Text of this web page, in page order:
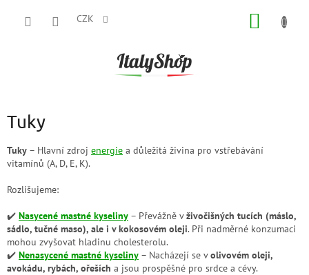
CZK
Tuky
Tuky – Hlavní zdroj energie a důležitá živina pro vstřebávání
vitamínů (A, D, E, K).
Rozlišujeme:
✔️ Nasycené mastné kyseliny – Převážně vživočišných tucích (máslo,
sádlo, tučné maso), ale i v kokosovém oleji. Při nadměrné konzumaci
mohou zvyšovat hladinu cholesterolu.
✔️ Nenasycené mastné kyseliny – Nacházejí se volivovém oleji,
avokádu, rybách, ořeších a jsou prospěšné pro srdce a cévy.